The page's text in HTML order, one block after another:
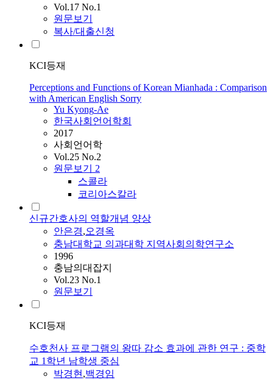
Vol.17 No.1
원문보기
복사/대출신청
KCI등재
Perceptions and Functions of Korean Mianhada : Comparison
with American English Sorry
Yu Kyong-Ae
한국사회언어학회
2017
사회언어학
Vol.25 No.2
원문보기 2
스콜라
코리아스칼라
신규간호사의 역할개념 양상
안은경,오경옥
충남대학교 의과대학 지역사회의학연구소
1996
충남의대잡지
Vol.23 No.1
원문보기
KCI등재
수호천사 프로그램의 왕따 감소 효과에 관한 연구 : 중학
교 1학년 남학생 중심
박경현,백경임